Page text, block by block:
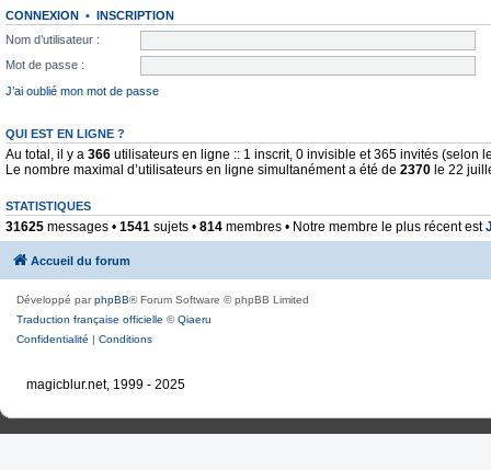
CONNEXION • INSCRIPTION
Nom d’utilisateur :
Mot de passe :
J’ai oublié mon mot de passe
QUI EST EN LIGNE ?
Au total, il y a 366 utilisateurs en ligne :: 1 inscrit, 0 invisible et 365 invités (selon
Le nombre maximal d’utilisateurs en ligne simultanément a été de 2370 le 22
STATISTIQUES
31625 messages • 1541 sujets • 814 membres • Notre membre le plus récent est
Accueil du forum
Développé parphpBB® Forum Software © phpBB Limited
Traduction française officielle ©Qiaeru
Confidentialité | Conditions
magicblur.net, 1999 - 2025